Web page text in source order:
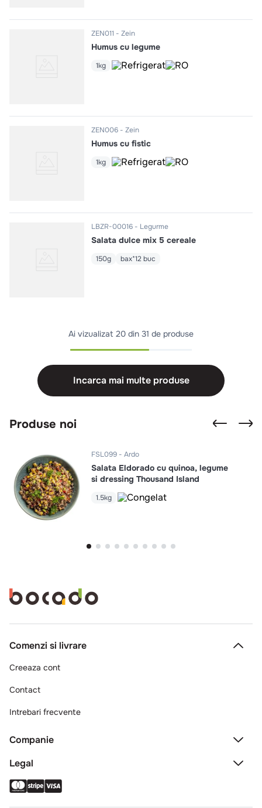
ZEN011 Zein
Humus cu legume
1kg
ZEN006 Zein
Humus cu fistic
1kg
LBZR-00016 Legurme
Salata dulce mix 5 cereale
150g bax*12 buc
Ai vizualizat 20 din 31 de produse
Incarca mai multe produse
Produse noi
FSL099 Ardo
Salata Eldorado cu quinoa, legume
si dressing Thousand Island
1.5kg
Comenzi si livrare
Creeaza cont
Contact
Intrebari frecvente
Companie
Legal